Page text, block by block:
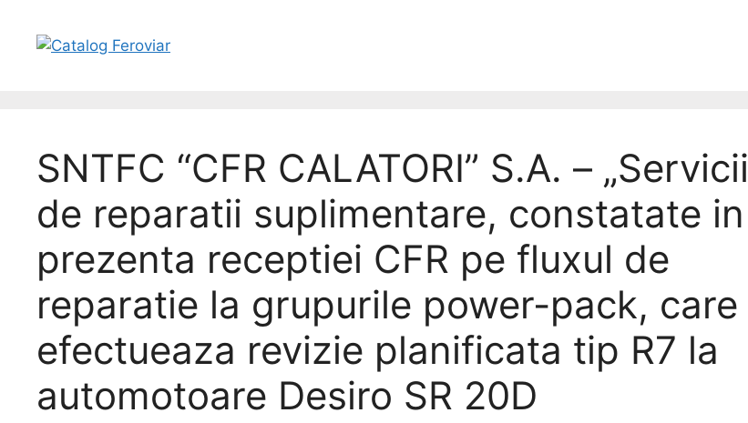
SNTFC “CFR CALATORI” S.A. – „Servicii
de reparatii suplimentare, constatate in
prezenta receptiei CFR pe fluxul de
reparatie la grupurile power-pack, care
efectueaza revizie planificata tip R7 la
automotoare Desiro SR 20D